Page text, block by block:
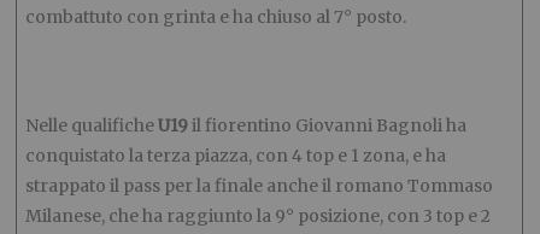
combattuto con grinta e ha chiuso al 7° posto.
Nelle qualificheU19il fiorentino Giovanni Bagnoli ha
conquistato la terza piazza, con 4 top e 1 zona, e ha
strappato il pass per la finale anche il romano Tommaso
Milanese, che ha raggiunto la 9° posizione, con 3 top e 2